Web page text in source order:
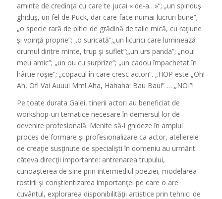
aminte de credinţa cu care te jucai « de-a…»”; „un spiriduş
ghiduş, un fel de Puck, dar care face numai lucruri bune”;
„o specie rară de pitici de grădină de talie mică, cu raţiune
şi voinţă proprie”; „o suricată”;„un licurici care luminează
drumul dintre minte, trup şi suflet”;„un urs panda”; „noul
meu amic”; „un ou cu surprize”; „un cadou împachetat în
hârtie roşie”; „copacul în care cresc actori”. „HOP este „Oh!
Ah, Of! Vai Auuu! Mm! Aha, Hahaha! Bau Bau!” … „NOI”!
Pe toate durata Galei, tinerii actori au beneficiat de
workshop-uri tematice necesare în demersul lor de
devenire profesională. Menite să-i ghideze în amplul
proces de formare şi profesionalizare ca actor, atelierele
de creaţie susţinute de specialişti în domeniu au urmărit
câteva direcţii importante: antrenarea trupului,
cunoaşterea de sine prin intermediul poeziei, modelarea
rostirii şi conştientizarea importanţei pe care o are
cuvântul, explorarea disponibilităţii artistice prin tehnici de